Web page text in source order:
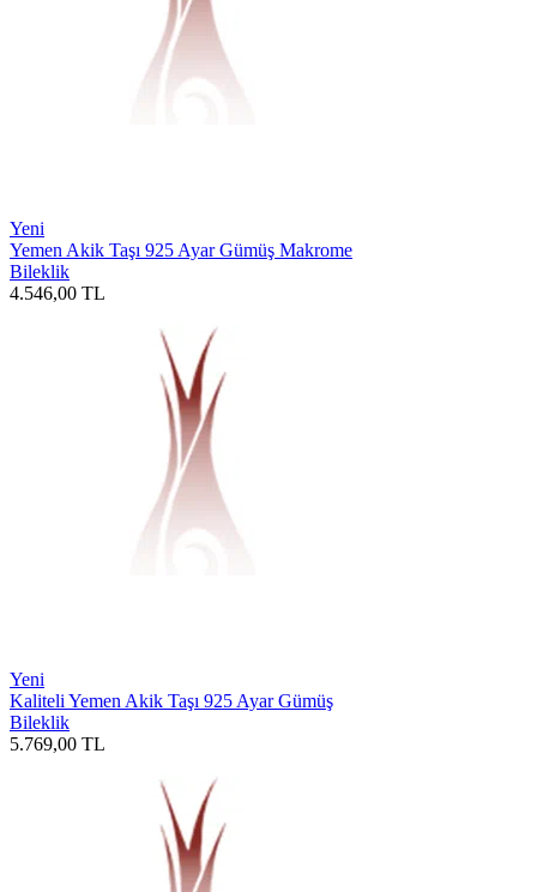
Yeni
Yemen Akik Taşı 925 Ayar Gümüş Makrome
Bileklik
4.546,00 TL
Yeni
Kaliteli Yemen Akik Taşı 925 Ayar Gümüş
Bileklik
5.769,00 TL